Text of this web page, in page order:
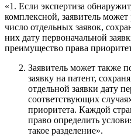
«1. Если экспертиза
комплексной, заявитель может
число отдельных заявок,
них дату первоначальной
преимущество права
Заявитель может также
заявку на патент,
отдельной заявки дату
соответствующих
приоритета. Каждой
право определить
такое разделение».